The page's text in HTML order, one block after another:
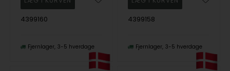
4399160
Fjernlager 3-5 hverdage
4399158
Fjernlager 3-5 hverdage